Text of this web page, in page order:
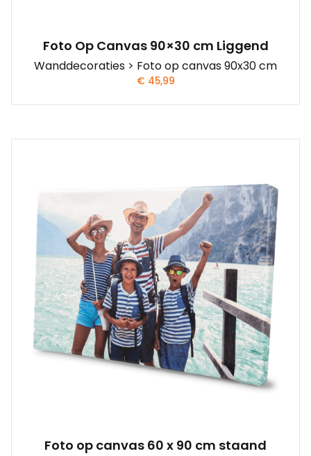
Foto Op Canvas 90×30 cm Liggend
Wanddecoraties > Foto op canvas 90x30 cm
€45,99
Foto op canvas 60 x 90 cm staand